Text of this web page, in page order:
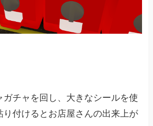
ガチャを回し、大きなシールを使
り付けるとお店屋さんの出来上が